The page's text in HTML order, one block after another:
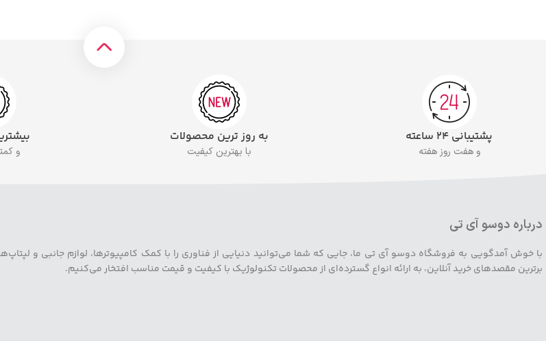
پشتیبانی ۲۴ ساعته
و هفت روز هفته
به روز ترین محصولات
با بهترین کیفیت و
درباره دوسو آی تی
با خوش آمدگویی به فروشگاه دوسو آی تی ما، جایی که شما می‌توانید دنیایی از فناوری را با کمک کامپیوترها، لوازم جانبی و
برترین مقصدهای خرید آنلاین، به ارائه انواع گسترده‌ای از محصولات تکنولوژیک با کیفیت و قیمت مناسب افتخار می‌کنیم.